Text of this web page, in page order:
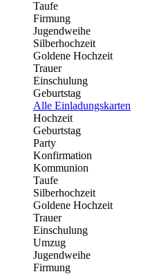
Taufe
Firmung
Jugendweihe
Silberhochzeit
Goldene Hochzeit
Trauer
Einschulung
Geburtstag
Alle Einladungskarten
Hochzeit
Geburtstag
Party
Konfirmation
Kommunion
Taufe
Silberhochzeit
Goldene Hochzeit
Trauer
Einschulung
Umzug
Jugendweihe
Firmung